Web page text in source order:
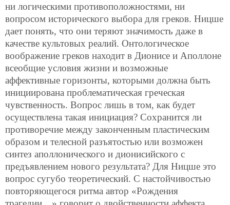
ни логическими противоположностями, ни
вопросом исторического выбора для греков. Ницше
дает понять, что они теряют значимость даже в
качестве культовых реалий. Онтологическое
воображение греков находит в Дионисе и Аполлоне
всеобщие условия жизни и возможные
аффективные горизонты, которыми должна быть
инициирована проблематическая греческая
чувственность. Вопрос лишь в том, как будет
осуществлена такая инициация? Сохранится ли
противоречие между законченным пластическим
образом и телесной разъятостью или возможен
синтез аполлонического и дионисийского с
предъявлением нового результата? Для Ницше это
вопрос сугубо теоретический. С настойчивостью
повторяющегося ритма автор «Рождения